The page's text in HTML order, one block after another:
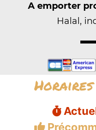
A emporter
Halal,